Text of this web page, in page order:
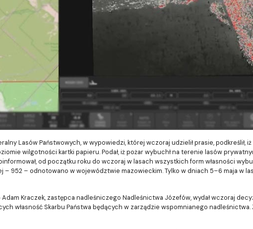
Lasów Państwowych, w wypowiedzi, której wczoraj udzielił prasie, podkreślił,
wilgotności kartki papieru. Podał, iż pożar wybuchł na terenie lasów
od początku roku do wczoraj w lasach wszystkich form własności
– 952 – odnotowano w województwie mazowieckim. Tylko w dniach 5–6 maja w
Kraczek, zastępca nadleśniczego Nadleśnictwa Józefów, wydał wczoraj
własność Skarbu Państwa będących w zarządzie wspomnianego nadleśnictwa.